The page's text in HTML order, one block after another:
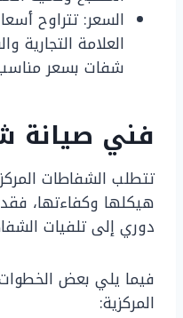
السعر: تتراوح
العلامة التجارية
شفات بسعر مناسب
فني صيانة
تتطلب الشفاطات
هيكلها وكفاءتها،
دوري إلى تلفيات
فيما يلي بعض
المركزية: